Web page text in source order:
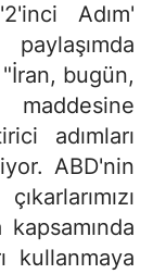
Adım'
bugün,
maddesine
adımları
ABD'nin
kullanmaya